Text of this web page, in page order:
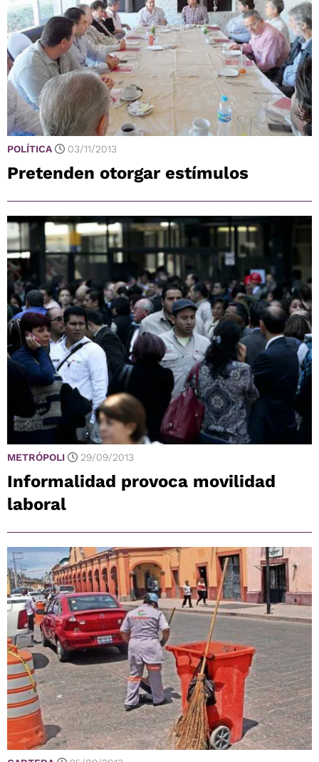
POLÍTICA 03/11/2013
Pretenden otorgar estímulos
METRÓPOLI 29/09/2013
Informalidad provoca movilidad
laboral